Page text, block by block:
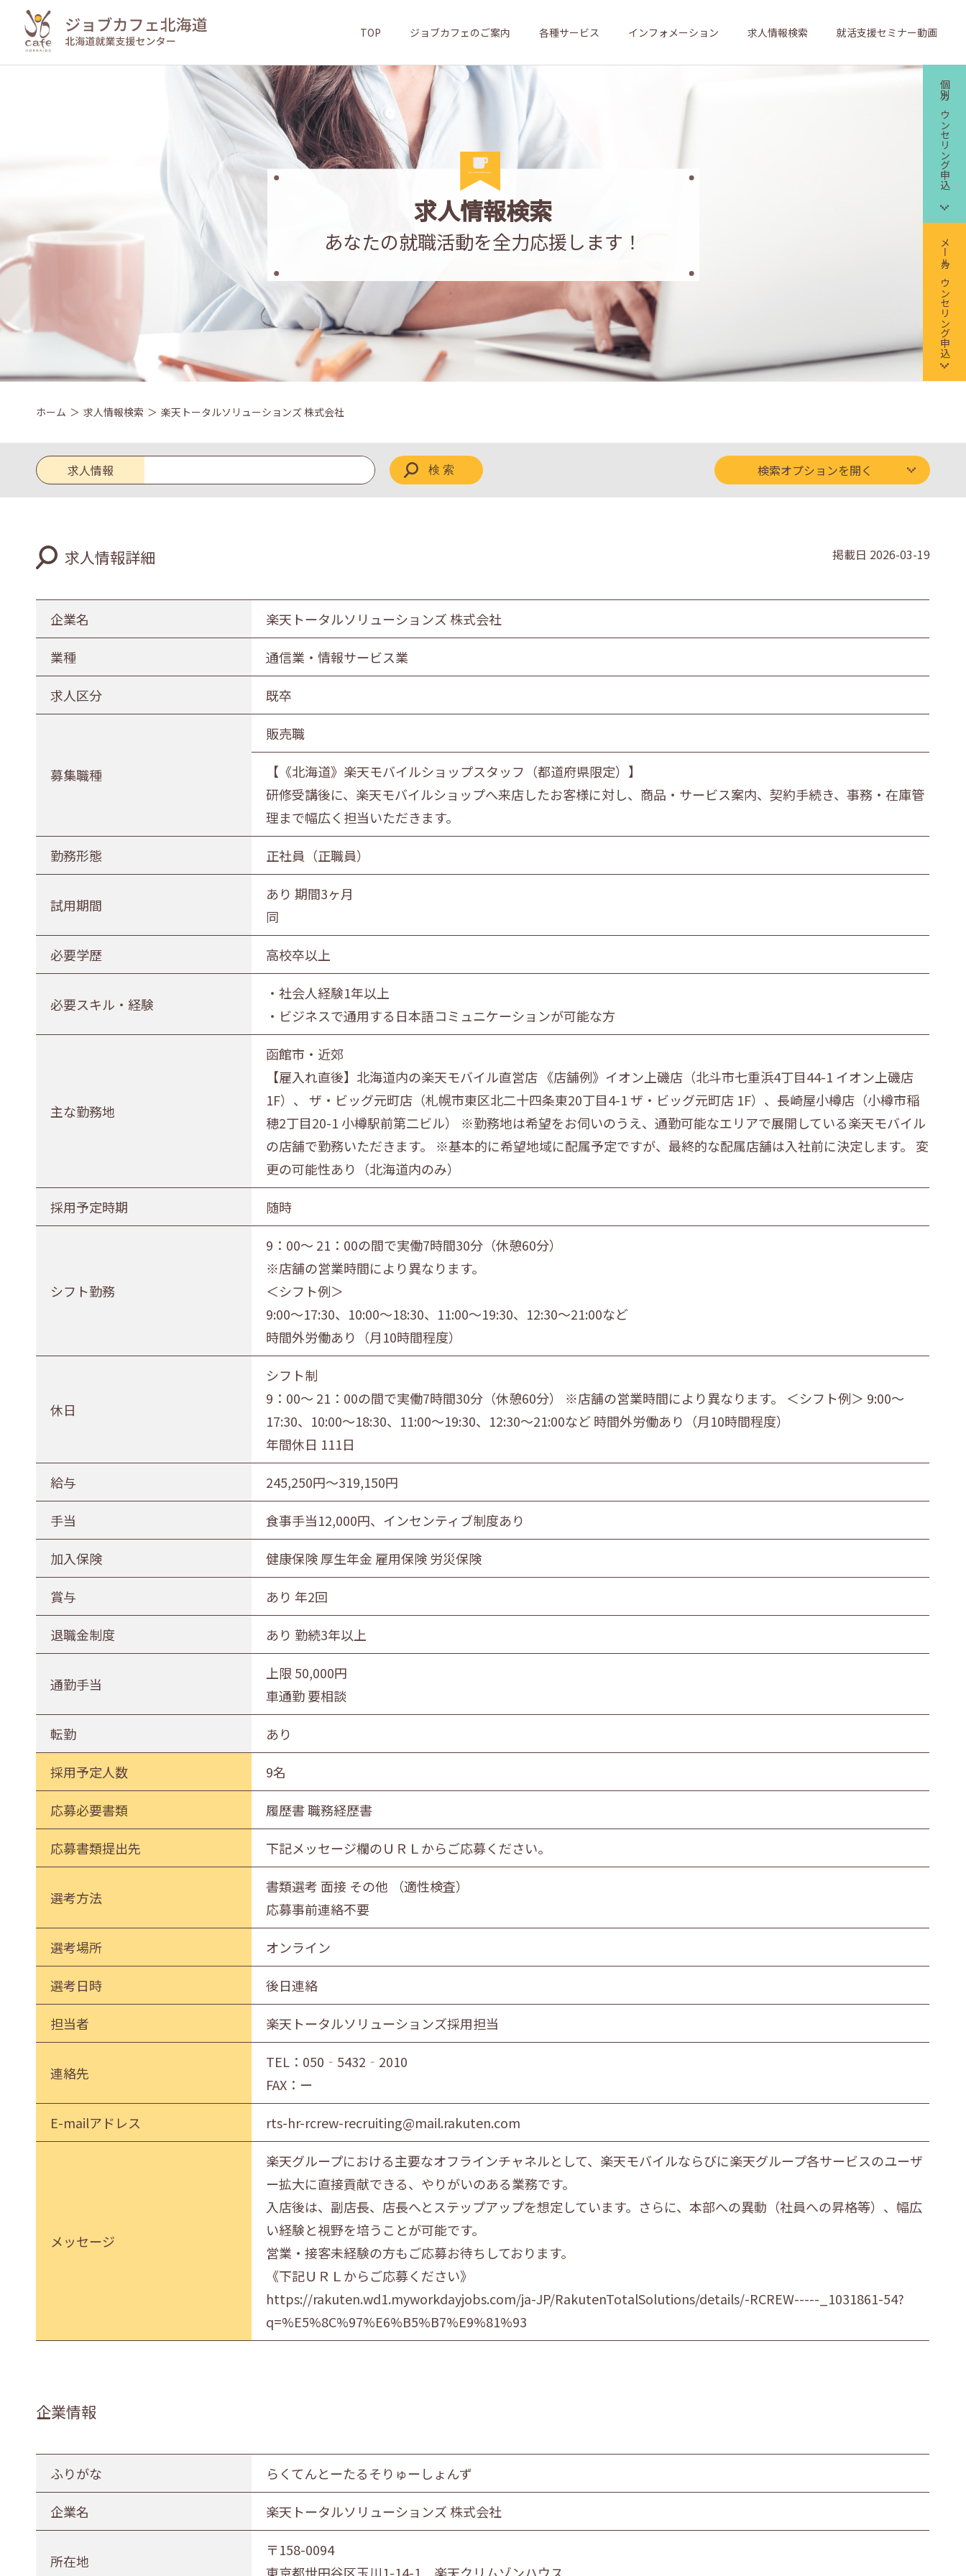
TOP ジョブカフェのご案内 各種サービス インフォメーション 求人情報検索 就活支援セミナー動画
個別カウンセリング申込
メールカウンセリング申込
求人情報検索
あなたの就職活動を全力応援します！
ホーム 求人情報検索 楽天トータルソリューションズ 株式会社
求人情報 検索オプションを開く
求人区分
業種
農林水産業 建設業
印刷業
広告業 金属・機械製造業
その他の製造業
電気・ガス・熱供給業
通信業・情報サービス業 マスコミ
運輸業
百貨店・スーパーマーケット
医薬品小売業
娯楽業 教育・学習支援業
宿泊業 飲食サービス業
医療業
その他サービス
生活関連サービス業 社会福祉・介護事業 その他
募集職種
事務職 販売職 営業職
勤務形態
正社員（正職員） 契約 公務員 団体職員 その他
旭川市・近郊
求人情報詳細 掲載日 2026-03-19
企業名 楽天トータルソリューションズ 株式会社
業種 通信業・情報サービス業
求人区分 既卒
募集職種
販売職
【《北海道》楽天モバイルショップスタッフ（都道府県限定）】
研修受講後に、楽天モバイルショップへ来店したお客様に対し、商品・サービス案内、契約手続き、事務・在庫管
理まで幅広く担当いただきます。
勤務形態 正社員（正職員）
試用期間
あり 期間3ヶ月
同
必要学歴 高校卒以上
必要スキル・経験
・社会人経験1年以上
・ビジネスで通用する日本語コミュニケーションが可能な方
主な勤務地
函館市・近郊
【雇入れ直後】北海道内の楽天モバイル直営店 《店舗例》イオン上磯店（北斗市七重浜4丁目44-1 イオン上磯店
1F）、 ザ・ビッグ元町店（札幌市東区北二十四条東20丁目4-1 ザ・ビッグ元町店 1F）、長崎屋小樽店（小樽市稲
穂2丁目20-1 小樽駅前第二ビル） ※勤務地は希望をお伺いのうえ、通勤可能なエリアで展開している楽天モバイル
の店舗で勤務いただきます。 ※基本的に希望地域に配属予定ですが、最終的な配属店舗は入社前に決定します。 変
更の可能性あり（北海道内のみ）
採用予定時期 随時
シフト勤務
9：00～ 21：00の間で実働7時間30分（休憩60分）
※店舗の営業時間により異なります。
＜シフト例＞
9:00～17:30、10:00～18:30、11:00～19:30、12:30～21:00など
時間外労働あり（月10時間程度）
休日
シフト制
9：00～ 21：00の間で実働7時間30分（休憩60分） ※店舗の営業時間により異なります。 ＜シフト例＞ 9:00～
17:30、10:00～18:30、11:00～19:30、12:30～21:00など 時間外労働あり（月10時間程度）
年間休日 111日
給与 245,250円〜319,150円
手当 食事手当12,000円、インセンティブ制度あり
加入保険 健康保険 厚生年金 雇用保険 労災保険
賞与 あり 年2回
退職金制度 あり 勤続3年以上
通勤手当
上限 50,000円
車通勤 要相談
転勤 あり
採用予定人数 9名
応募必要書類 履歴書 職務経歴書
応募書類提出先 下記メッセージ欄のＵＲＬからご応募ください。
選考方法
書類選考 面接 その他 （適性検査）
応募事前連絡不要
選考場所 オンライン
選考日時 後日連絡
担当者 楽天トータルソリューションズ採用担当
連絡先
TEL： 050‐5432‐2010
FAX：ー
E-mailアドレス rts-hr-rcrew-recruiting@mail.rakuten.com
メッセージ
楽天グループにおける主要なオフラインチャネルとして、楽天モバイルならびに楽天グループ各サービスのユーザ
ー拡大に直接貢献できる、やりがいのある業務です。
入店後は、副店長、店長へとステップアップを想定しています。さらに、本部への異動（社員への昇格等）、幅広
い経験と視野を培うことが可能です。
営業・接客未経験の方もご応募お待ちしております。
《下記ＵＲＬからご応募ください》
https://rakuten.wd1.myworkdayjobs.com/ja-JP/RakutenTotalSolutions/details/-RCREW-----_1031861-54?
q=%E5%8C%97%E6%B5%B7%E9%81%93
企業情報
ふりがな らくてんとーたるそりゅーしょんず
企業名 楽天トータルソリューションズ 株式会社
所在地
〒158-0094